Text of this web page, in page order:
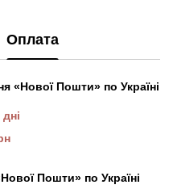
Оплата
«Нової Пошти» по Україні
Пошти» по Україні